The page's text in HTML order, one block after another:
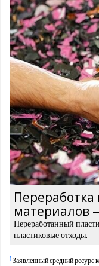
материалов
Переработанный
пластиковые отходы.
1 Заявленный средний ресурс